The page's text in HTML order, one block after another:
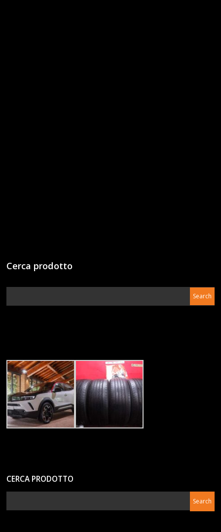
Cerca prodotto
CERCA PRODOTTO